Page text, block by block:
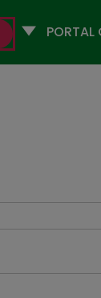
Selecciona